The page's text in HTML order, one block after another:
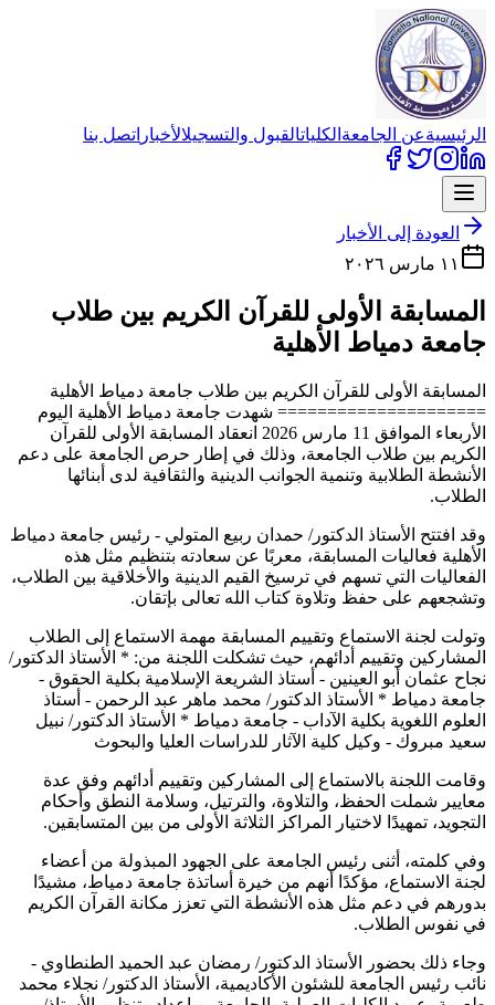
الرئيسيةعن الجامعة الكلياتالقبول والتسجيلالأخبار اتصل بنا
العودة إلى الأخبار
١١ مارس ٢٠٢٦
المسابقة الأولى للقرآن الكريم بين طلاب
جامعة دمياط الأهلية
المسابقة الأولى للقرآن الكريم بين طلاب جامعة دمياط الأهلية
===================== شهدت جامعة دمياط الأهلية اليوم
الأربعاء الموافق 11 مارس 2026 انعقاد المسابقة الأولى للقرآن
الكريم بين طلاب الجامعة، وذلك في إطار حرص الجامعة على دعم
الأنشطة الطلابية وتنمية الجوانب الدينية والثقافية لدى أبنائها
الطلاب.
وقد افتتح الأستاذ الدكتور/ حمدان ربيع المتولي - رئيس جامعة دمياط
الأهلية فعاليات المسابقة، معربًا عن سعادته بتنظيم مثل هذه
الفعاليات التي تسهم في ترسيخ القيم الدينية والأخلاقية بين الطلاب،
وتشجعهم على حفظ وتلاوة كتاب الله تعالى بإتقان.
وتولت لجنة الاستماع وتقييم المسابقة مهمة الاستماع إلى الطلاب
المشاركين وتقييم أدائهم، حيث تشكلت اللجنة من: * الأستاذ الدكتور/
نجاح عثمان أبو العينين - أستاذ الشريعة الإسلامية بكلية الحقوق -
جامعة دمياط * الأستاذ الدكتور/ محمد ماهر عبد الرحمن - أستاذ
العلوم اللغوية بكلية الآداب - جامعة دمياط * الأستاذ الدكتور/ نبيل
سعيد مبروك - وكيل كلية الآثار للدراسات العليا والبحوث
وقامت اللجنة بالاستماع إلى المشاركين وتقييم أدائهم وفق عدة
معايير شملت الحفظ، والتلاوة، والترتيل، وسلامة النطق وأحكام
التجويد، تمهيدًا لاختيار المراكز الثلاثة الأولى من بين المتسابقين.
وفي كلمته، أثنى رئيس الجامعة على الجهود المبذولة من أعضاء
لجنة الاستماع، مؤكدًا أنهم من خيرة أساتذة جامعة دمياط، مشيدًا
بدورهم في دعم مثل هذه الأنشطة التي تعزز مكانة القرآن الكريم
في نفوس الطلاب.
وجاء ذلك بحضور الأستاذ الدكتور/ رمضان عبد الحميد الطنطاوي -
نائب رئيس الجامعة للشئون الأكاديمية، الأستاذ الدكتور/ نجلاء محمد